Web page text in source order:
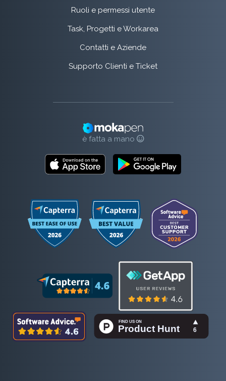
Ruoli e permessi utente
Task, Progetti e Workarea
Contatti e Aziende
Supporto Clienti e Ticket
è fatta a mano